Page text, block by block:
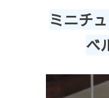
ミニチ
ベ